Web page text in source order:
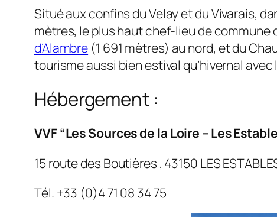
Situé aux confins du Velay et du Vivarais,
mètres, le plus haut chef-lieu de commune
d’Alambre (1 691 mètres) au nord, et du
tourisme aussi bien estival qu’hivernal
Hébergement :
VVF “Les Sources de la Loire – Les
15 route des Boutières , 43150 LES
Tél. +33 (0)4 71 08 34 75